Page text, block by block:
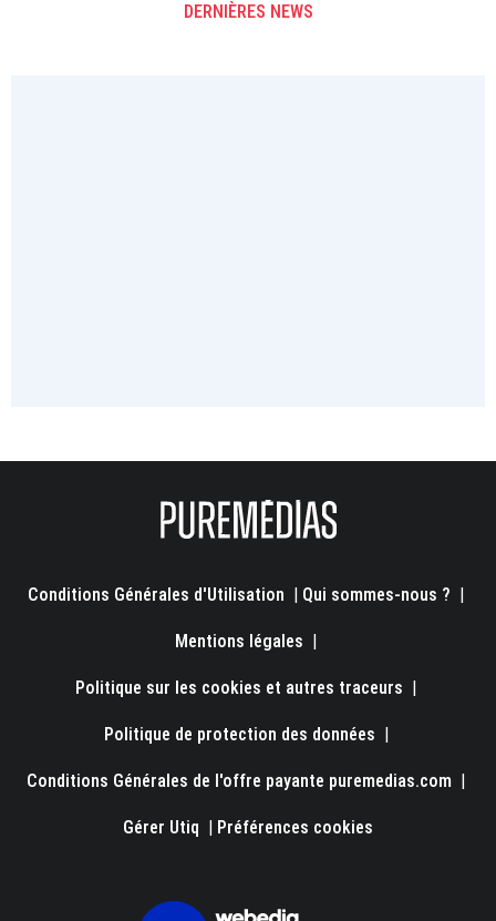
DERNIÈRES NEWS
Conditions Générales d'Utilisation Qui sommes-nous ?
Mentions légales
Politique sur les cookies et autres traceurs
Politique de protection des données
Conditions Générales de l'offre payante puremedias.com
Gérer Utiq Préférences cookies